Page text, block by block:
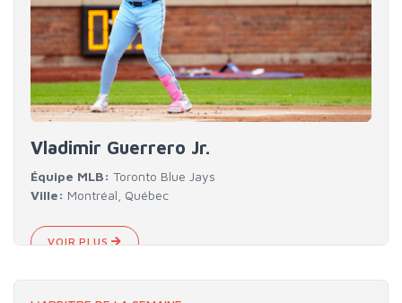
Vladimir Guerrero Jr.
Équipe MLB: Toronto Blue Jays
Ville: Montréal, Québec
VOIR PLUS